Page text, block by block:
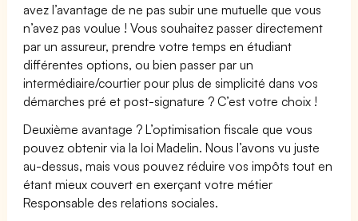
avez l’avantage de ne pas subir une mutuelle que vous
n’avez pas voulue ! Vous souhaitez passer directement
par un assureur, prendre votre temps en étudiant
différentes options, ou bien passer par un
intermédiaire/courtier pour plus de simplicité dans vos
démarches pré et post-signature ? C’est votre choix !
Deuxième avantage ? L’optimisation fiscale que vous
pouvez obtenir via la loi Madelin. Nous l’avons vu juste
au-dessus, mais vous pouvez réduire vos impôts tout en
étant mieux couvert en exerçant votre métier
Responsable des relations sociales.